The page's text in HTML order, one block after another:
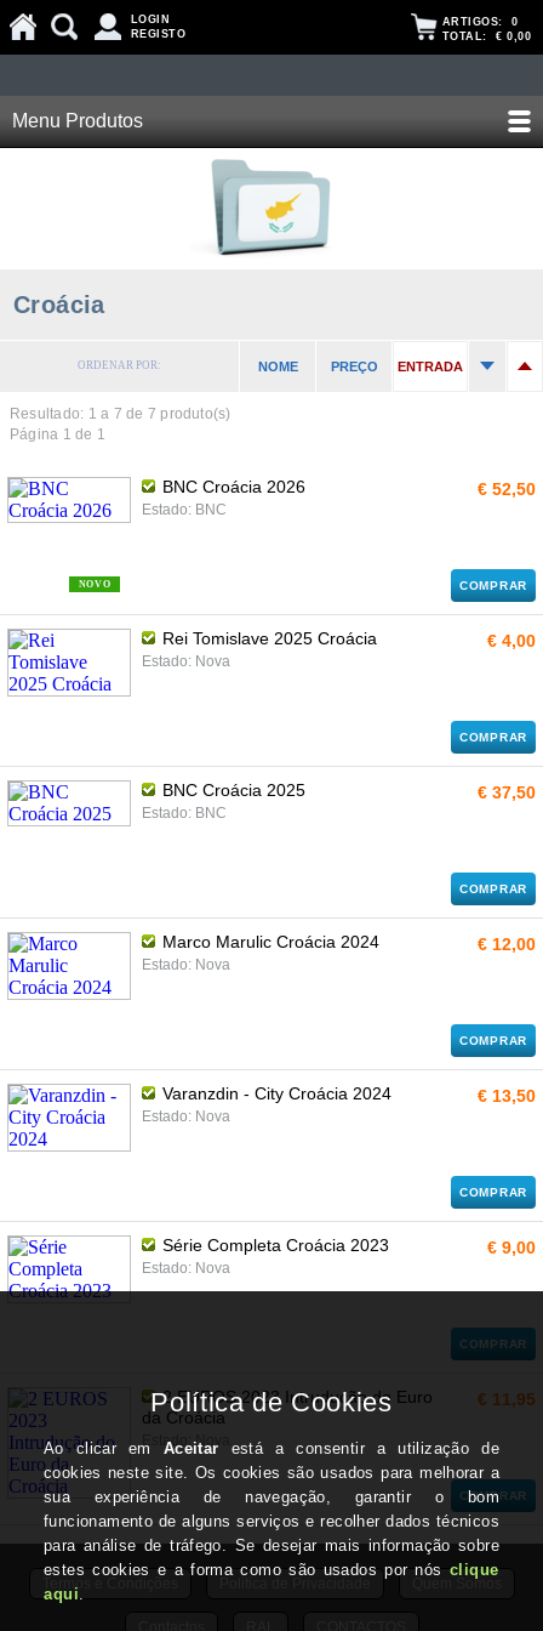
LOGIN
REGISTO
ARTIGOS: 0
TOTAL: € 0,00
Menu Produtos
Croácia
ORDENAR POR: NOME PREÇO ENTRADA
Resultado: 1 a 7 de 7 produto(s)
Página 1 de 1
NOVO
BNC Croácia 2026
Estado: BNC
€ 52,50
COMPRAR
Rei Tomislave 2025 Croácia
Estado: Nova
€ 4,00
COMPRAR
BNC Croácia 2025
Estado: BNC
€ 37,50
COMPRAR
Marco Marulic Croácia 2024
Estado: Nova
€ 12,00
COMPRAR
Varanzdin - City Croácia 2024
Estado: Nova
€ 13,50
COMPRAR
Série Completa Croácia 2023
Estado: Nova
€ 9,00
COMPRAR
2 EUROS 2023 Intrudução do Euro
da Croácia
Estado: Nova
€ 11,95
COMPRAR
Termos e Condições Quem Somos